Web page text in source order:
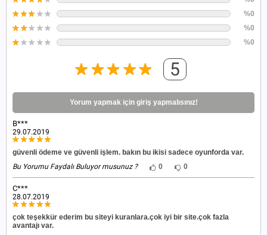
%0
%0
%0
5
Yorum yapmak için giriş yapmalısınız!
B***
29.07.2019
güvenli ödeme ve güvenli işlem. bakın bu ikisi sadece oyunforda var.
Bu Yorumu Faydalı Buluyor musunuz ?
0 0
C***
28.07.2019
çok teşekkür ederim bu siteyi kuranlara.çok iyi bir site.çok fazla
avantajı var.